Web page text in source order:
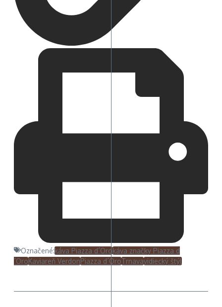
Označené:káva Piazza d´Orokáva značky Piazza d
´OroKaviareň VerdonPiazza d´OroTrnavavidiecký štýl